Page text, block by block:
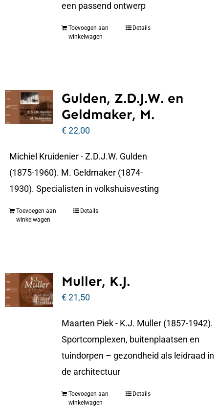
een passend ontwerp
Toevoegen aan
winkelwagen
Details
Gulden, Z.D.J.W. en
Geldmaker, M.
€22,00
Michiel Kruidenier - Z.D.J.W. Gulden
(1875-1960). M. Geldmaker (1874-
1930). Specialisten in volkshuisvesting
Toevoegen aan
winkelwagen
Details
Muller, K.J.
€21,50
Maarten Piek - K.J. Muller (1857-1942).
Sportcomplexen, buitenplaatsen en
tuindorpen – gezondheid als leidraad in
de architectuur
Toevoegen aan
winkelwagen
Details